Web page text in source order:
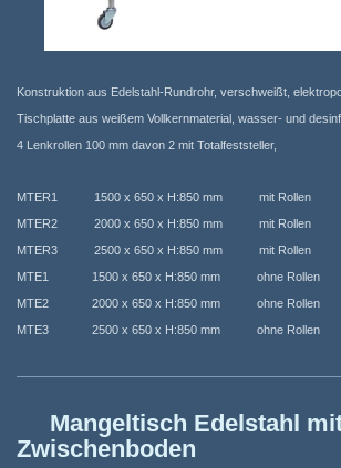
Konstruktion aus Edelstahl-Rundrohr, verschweißt,
Tischplatte aus weißem Vollkernmaterial, wasser- und
4 Lenkrollen 100 mm davon 2 mit Totalfeststeller,
MTER1 1500 x 650 x H:850 mm mit Rollen
MTER2 2000 x 650 x H:850 mm mit Rollen
MTER3 2500 x 650 x H:850 mm mit Rollen
MTE1 1500 x 650 x H:850 mm ohne Rollen
MTE2 2000 x 650 x H:850 mm ohne Rollen
MTE3 2500 x 650 x H:850 mm ohne Rollen
Mangeltisch Edelstahl
Zwischenboden